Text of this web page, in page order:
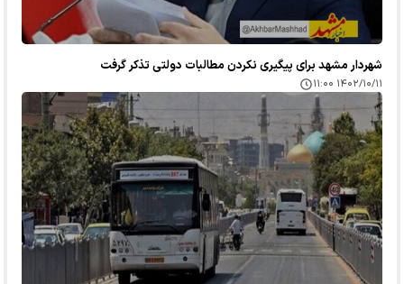
شهردار مشهد برای پیگیری نکردن مطالبات دولتی تذکر گرفت
۱۴۰۲/۱۰/۱۱ ۱۱:۰۰